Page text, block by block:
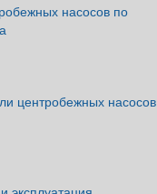
насосов по
центробежных насосов